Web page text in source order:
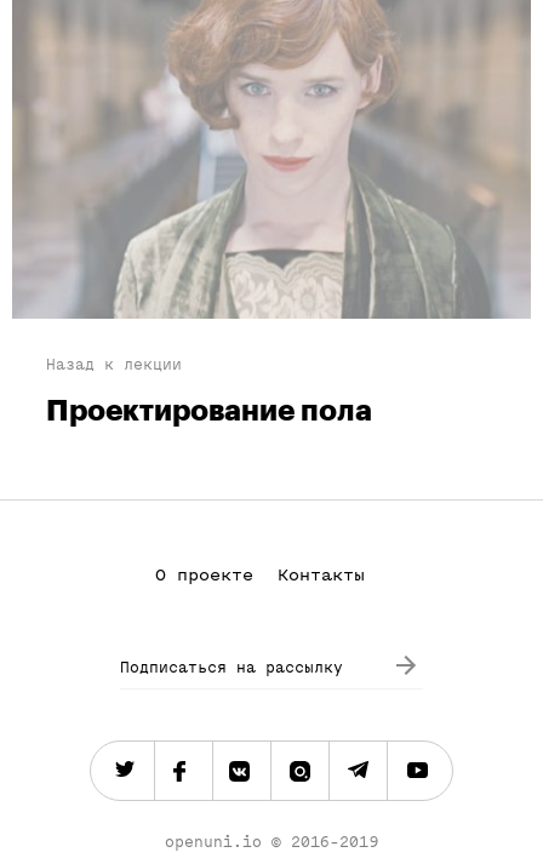
Назад к лекции
Проектирование пола
О проекте Контакты
Подписаться на рассылку
openuni.io © 2016-2019